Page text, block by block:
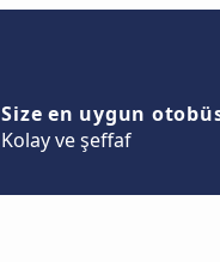
Size en uygun
Kolay ve şeffaf